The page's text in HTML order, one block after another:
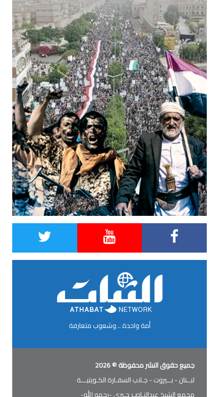
أمة واحدة .. وشعوب متعارفة
جميع حقوق النشر محفوظة © 2026
لبــنان - بــيروت - جـانب السفـارة الكـويتيـــة